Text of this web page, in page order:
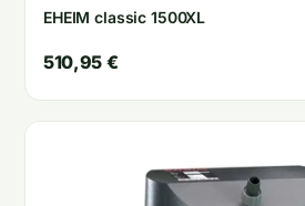
EHEIM classic 1500XL
510,95 €